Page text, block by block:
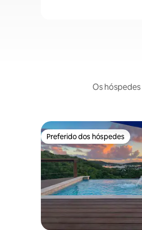
Os
Preferido dos hóspedes
Preferido dos hóspedes